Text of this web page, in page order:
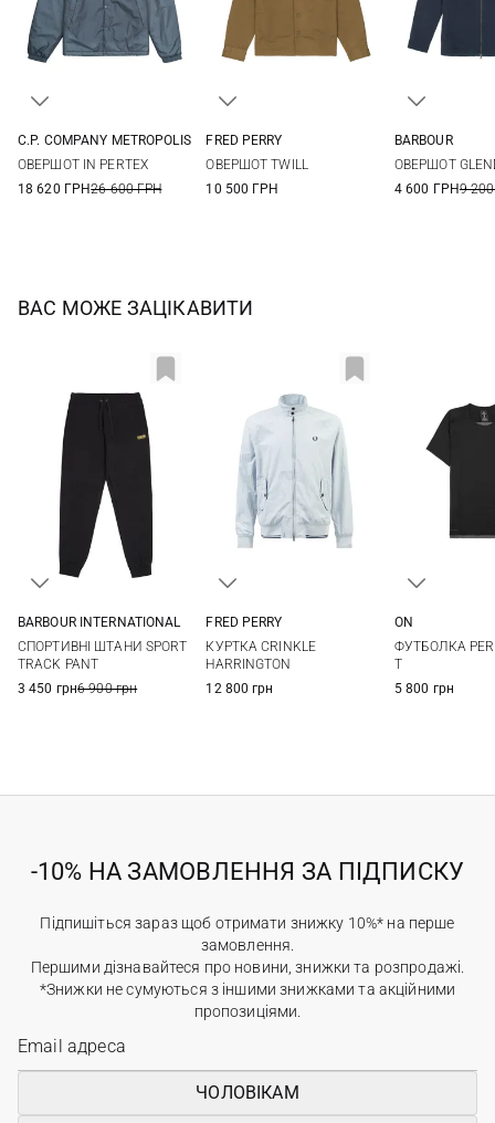
C.P. COMPANY METROPOLIS
ОВЕРШОТ IN PERTEX
18 620 ГРН26 600 ГРН
FRED PERRY
ОВЕРШОТ TWILL
10 500 ГРН
BARBOUR
ОВЕРШОТ
4 600 ГРН9
ВАС МОЖЕ ЗАЦІКАВИТИ
XXL
3XL
BARBOUR INTERNATIONAL
СПОРТИВНІ ШТАНИ SPORT
TRACK PANT
3 450 грн6 900 грн
FRED PERRY
КУРТКА CRINKLE
HARRINGTON
12 800 грн
ON
ФУТБОЛКА
T
5 800 грн
-10% НА ЗАМОВЛЕННЯ ЗА ПІДПИСКУ
Підпишіться зараз щоб отримати знижку 10%* на перше
замовлення.
Першими дізнавайтеся про новини, знижки та розпродажі.
*Знижки не сумуються з іншими знижками та акційними
пропозиціями.
ЧОЛОВІКАМ